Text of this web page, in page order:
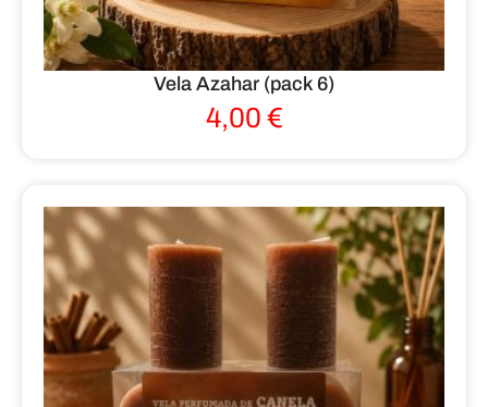
Vela Azahar (pack 6)
4,00 €